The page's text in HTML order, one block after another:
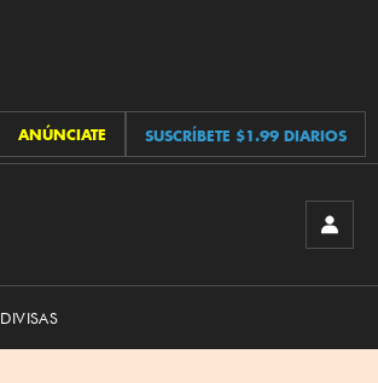
ANÚNCIATE SUSCRÍBETE $1.99 DIARIOS
DIVISAS